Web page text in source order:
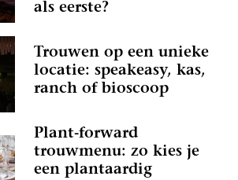
als eerste?
Trouwen op een unieke
locatie: speakeasy, kas,
ranch of bioscoop
Plant-forward
trouwmenu: zo kies je
een plantaardig